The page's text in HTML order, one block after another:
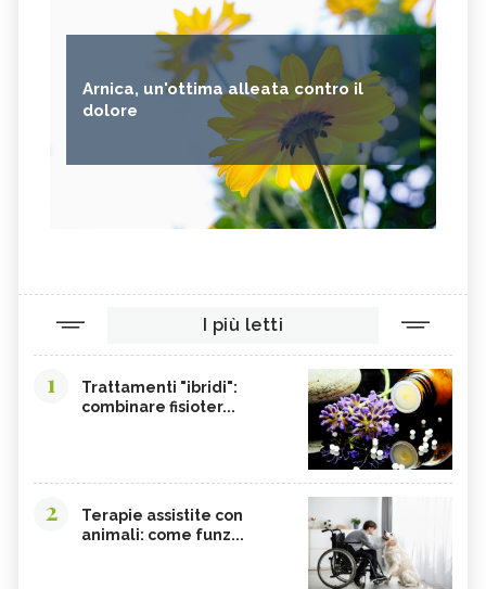
Arnica, un'ottima alleata contro il
dolore
I più letti
1
Trattamenti "ibridi":
combinare fisioter...
2
Terapie assistite con
animali: come funz...